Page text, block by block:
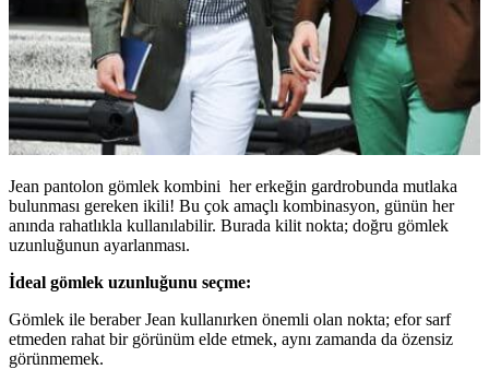
Jean pantolon gömlek kombini her erkeğin gardrobunda mutlaka
bulunması gereken ikili! Bu çok amaçlı kombinasyon, günün her
anında rahatlıkla kullanılabilir. Burada kilit nokta; doğru gömlek
uzunluğunun ayarlanması.
İdeal gömlek uzunluğunu seçme:
Gömlek ile beraber Jean kullanırken önemli olan nokta; efor sarf
etmeden rahat bir görünüm elde etmek, aynı zamanda da özensiz
görünmemek.